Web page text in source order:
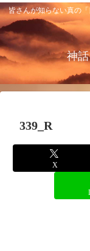
皆さんが知らない真の
神
339_R
X